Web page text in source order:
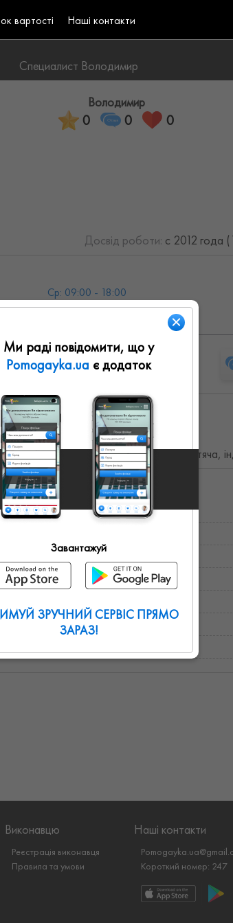
вартості Наші контакти
Специалист Володимир
Володимир
0 0 0
Досвід роботи: с 2012 года
Ср: 09:00 - 18:00
зйомок. Фотозйомка: весільна, дитяча,
Виконавцю
Реєстрація виконавця
Правила та умови
Наші контакти
Короткий номер: 247
Ми раді повідомити, що у
Pomogayka.ua є додаток
Завантажуй
ЗРУЧНИЙ СЕРВІС ПРЯМО
ЗАРАЗ!